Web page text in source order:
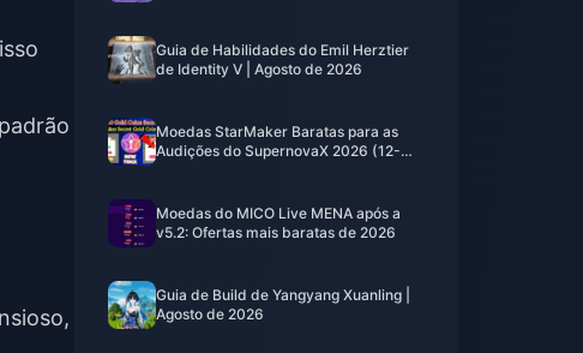
Guia de Habilidades do Emil Herztier
de Identity V | Agosto de 2026
Moedas StarMaker Baratas para as
Audições do SupernovaX 2026 (12-
Moedas do MICO Live MENA após a
v5.2: Ofertas mais baratas de 2026
Guia de Build de Yangyang Xuanling |
Agosto de 2026